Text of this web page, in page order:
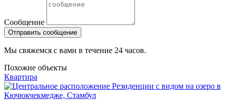
Сообщение
Отправить сообщение
Мы свяжемся с вами в течение 24 часов.
Похожие объекты
Квартира